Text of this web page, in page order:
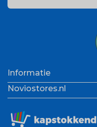
Informatie
Noviostores.nl